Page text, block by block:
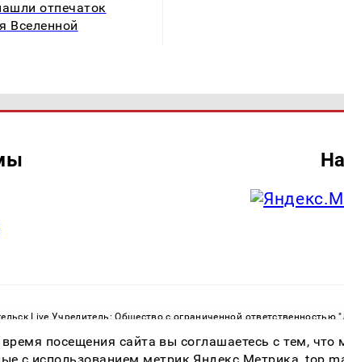
отпечаток
Вселенной
Live Учредитель: Общество с ограниченной
связи, информационных технологий и массовых
82533 от 21.01.2022
посещения сайта вы соглашаетесь с тем,